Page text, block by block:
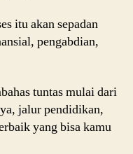
itu akan sepadan
pengabdian,
tuntas mulai dari
jalur pendidikan,
yang bisa kamu